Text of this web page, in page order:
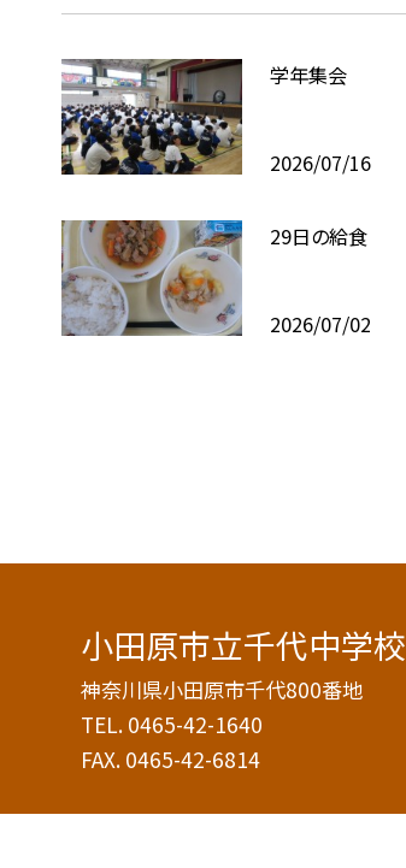
学年集会
2026/07/16
29日の給食
2026/07/02
小田原市立千代中学校
神奈川県小田原市千代800番地
TEL. 0465-42-1640
FAX. 0465-42-6814